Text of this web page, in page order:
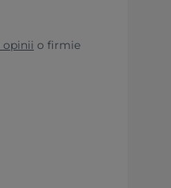
opinii o firmie